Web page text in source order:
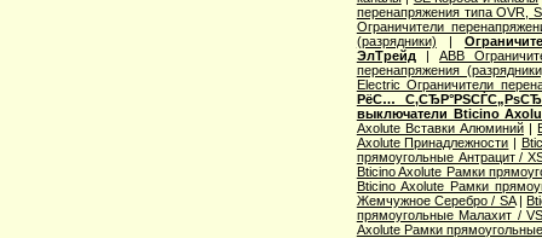
перенапряжения типа OVR,
Ограничители
(разрядники) |
ЭлТрейд |ABB
перенапряжения
Electric Ограничители
РёС…
выключатели Bticino
Axolute Вставки Алюминий |
Axolute Принадлежности |
прямоугольные Антрацит /
Bticino Axolute Рамки
Bticino Axolute Рамки
Жемчужное Серебро / SA|
прямоугольные Малахит /
Axolute Рамки